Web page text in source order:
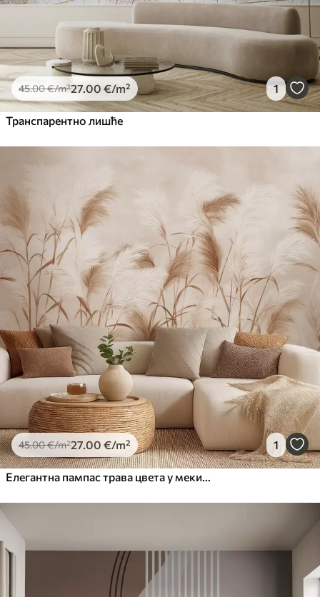
45.00€/m²27.00 €/m² 1
Транспарентно лишће
45.00€/m²27 .00 €/m² 1